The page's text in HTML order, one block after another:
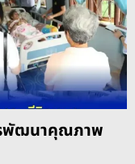
พัฒนาคุณภาพ